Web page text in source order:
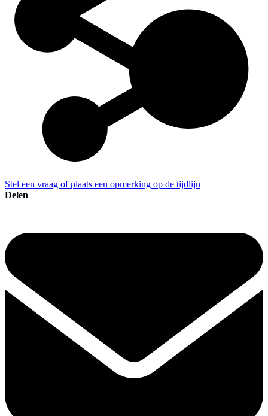
Stel een vraag of plaats een opmerking op de tijdlijn
Delen